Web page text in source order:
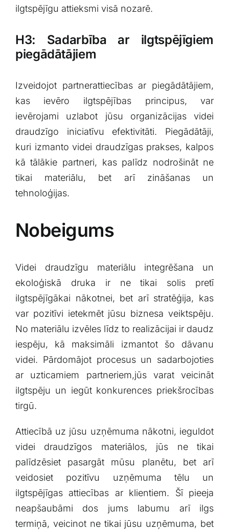
ilgtspējīgu attieksmi visā nozarē.
H3: Sadarbība ar ​ilgtspējīgiem
piegādātājiem
Izveidojot partnerattiecības ar piegādātājiem,
kas ⁢ievēro ilgtspējības⁣ principus, var
ievērojami‍ uzlabot⁣ jūsu organizācijas videi
draudzīgo iniciatīvu efektivitāti. Piegādātāji,
kuri izmanto videi​ draudzīgas prakses,⁤ kalpos
⁣kā tālākie partneri, kas palīdz nodrošināt ne
tikai materiālu, bet‍ arī zināšanas​ un
tehnoloģijas.
Nobeigums
Videi draudzīgu materiālu integrēšana un
⁤ekoloģiskā ‍druka ir‍ ne tikai solis pretī
ilgtspējīgākai nākotnei, bet arī stratēģija, ​kas
var pozitīvi‍ ietekmēt ​jūsu biznesa veiktspēju.
No materiālu izvēles līdz to realizācijai ir daudz
iespēju,‍ kā maksimāli izmantot šo dāvanu
videi. ⁢Pārdomājot procesus⁢ un sadarbojoties
ar uzticamiem partneriem,jūs varat veicināt
ilgtspēju un‍ iegūt konkurences priekšrocības
tirgū.
Attiecībā uz ⁢jūsu uzņēmuma nākotni, ieguldot
‌videi draudzīgos materiālos, ⁤jūs ne tikai
palīdzēsiet pasargāt mūsu⁤ planētu, bet ‍arī⁣
veidosiet pozitīvu ​uzņēmuma tēlu un
ilgtspējīgas ‍attiecības ar klientiem. Šī pieeja⁢
neapšaubāmi dos jums labumu arī ilgs⁣
termiņā, veicinot⁣ ne⁤ tikai jūsu uzņēmuma,⁢ bet